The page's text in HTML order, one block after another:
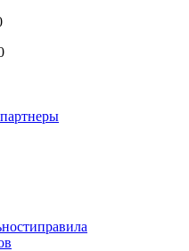
правила